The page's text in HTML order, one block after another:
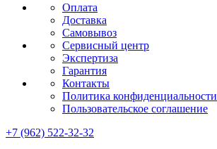
Оплата
Доставка
Самовывоз
Сервисный центр
Экспертиза
Гарантия
Контакты
Политика конфиденциальности
Пользовательское соглашение
+7 (962) 522-32-32